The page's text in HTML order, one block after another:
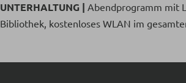
UNTERHALTUNG | Abendprogramm mit
Bibliothek, kostenloses WLAN im